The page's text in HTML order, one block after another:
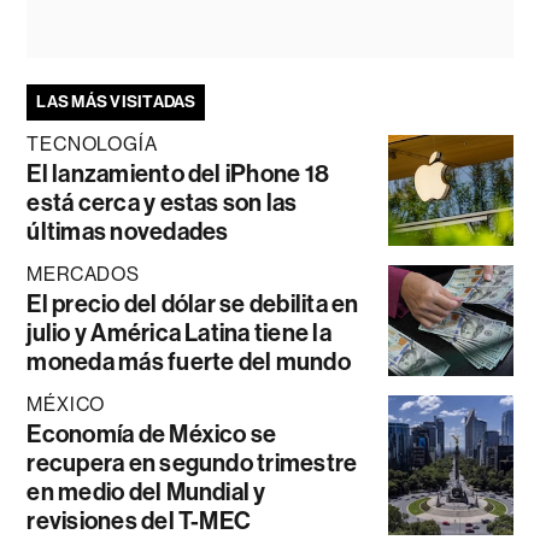
LAS MÁS VISITADAS
TECNOLOGÍA
El lanzamiento del iPhone 18
está cerca y estas son las
últimas novedades
MERCADOS
El precio del dólar se debilita en
julio y América Latina tiene la
moneda más fuerte del mundo
MÉXICO
Economía de México se
recupera en segundo trimestre
en medio del Mundial y
revisiones del T-MEC